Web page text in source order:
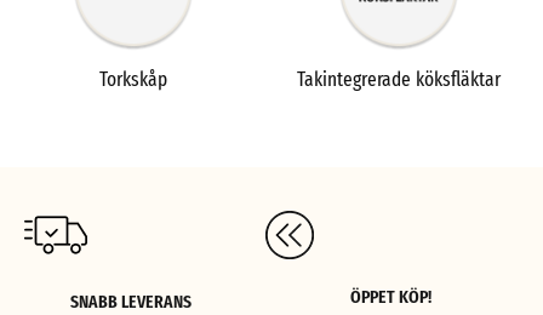
Torkskåp Takintegrerade köksfläktar
SNABB LEVERANS ÖPPET KÖP!